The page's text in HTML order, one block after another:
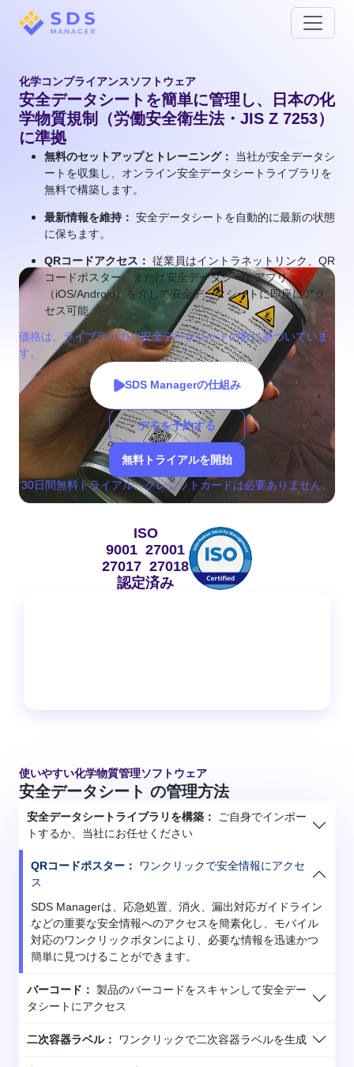
化学コンプライアンスソフトウェア
安全データシートを簡単に管理し、日本の化
学物質規制（労働安全衛生法・JIS Z 7253）
に準拠
無料のセットアップとトレーニング：
当社が安全データシ
ートを収集し、オンライン安全データシートライブラリを
無料で構築します。
最新情報を維持： 安全データシートを自動的に最新の状態
に保ちます。
QRコードアクセス： 従業員はイントラネットリンク、QR
コードポスター、または安全データシートアプリ
（iOS/Android）を介して安全データシートに即座にアク
セス可能
価格は、ライブラリ内の安全データシートの数に基づいていま
す。
SDS Managerの仕組み
デモを予約する
無料トライアルを開始
30日間無料トライアル。クレジットカードは必要ありません。
ISO
9001 27001
27017 27018
認定済み
使いやすい化学物質管理ソフトウェア
安全データシート の管理方法
安全データシートライブラリを構築：
ご自身でインポー
トするか、当社にお任せください
QRコードポスター：
ワンクリックで安全情報にアクセ
ス
SDS Managerは、応急処置、消火、漏出対応ガイドライン
などの重要な安全情報へのアクセスを簡素化し、モバイル
対応のワンクリックボタンにより、必要な情報を迅速かつ
簡単に見つけることができます。
バーコード： 製品のバーコードをスキャンして安全デー
タシートにアクセス
二次容器ラベル： ワンクリックで二次容器ラベルを生成